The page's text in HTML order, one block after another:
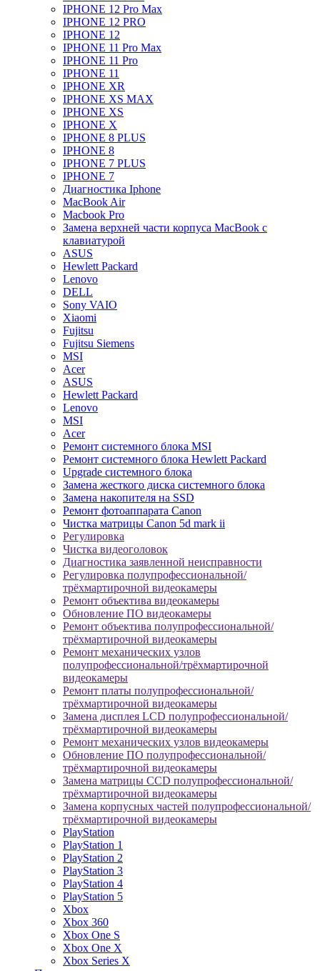
IPHONE 12 Pro Max
IPHONE 12 PRO
IPHONE 12
IPHONE 11 Pro Max
IPHONE 11 Pro
IPHONE 11
IPHONE XR
IPHONE XS MAX
IPHONE XS
IPHONE X
IPHONE 8 PLUS
IPHONE 8
IPHONE 7 PLUS
IPHONE 7
Диагностика Iphone
MacBook Air
Macbook Pro
Замена верхней части корпуса MacBook с
клавиатурой
ASUS
Hewlett Packard
Lenovo
DELL
Sony VAIO
Xiaomi
Fujitsu
Fujitsu Siemens
MSI
Acer
ASUS
Hewlett Packard
Lenovo
MSI
Acer
Ремонт системного блока MSI
Ремонт системного блока Hewlett Packard
Upgrade системного блока
Замена жесткого диска системного блока
Замена накопителя на SSD
Ремонт фотоаппарата Canon
Чистка матрицы Canon 5d mark ii
Регулировка
Чистка видеоголовок
Диагностика заявленной неисправности
Регулировка полупрофессиональной/
трёхмартирочной видеокамеры
Ремонт объектива видеокамеры
Обновление ПО видеокамеры
Ремонт объектива полупрофессиональной/
трёхмартирочной видеокамеры
Ремонт механических узлов
полупрофессиональной/трёхмартирочной
видеокамеры
Ремонт платы полупрофессиональной/
трёхмартирочной видеокамеры
Замена дисплея LCD полупрофессиональной/
трёхмартирочной видеокамеры
Ремонт механических узлов видеокамеры
Обновление ПО полупрофессиональной/
трёхмартирочной видеокамеры
Замена матрицы CCD полупрофессиональной/
трёхмартирочной видеокамеры
Замена корпусных частей полупрофессиональной/
трёхмартирочной видеокамеры
PlayStation
PlayStation 1
PlayStation 2
PlayStation 3
PlayStation 4
PlayStation 5
Xbox
Xbox 360
Xbox One S
Xbox One X
Xbox Series X